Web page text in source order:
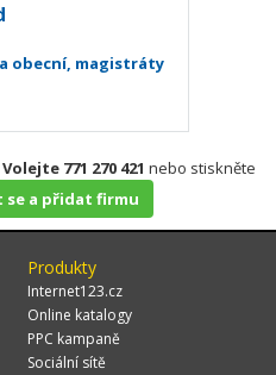
obecní, magistráty
Volejte 771 270 421 nebo stiskněte
se a přidat firmu
Produkty
Internet123.cz
Online katalogy
PPC kampaně
Sociální sítě